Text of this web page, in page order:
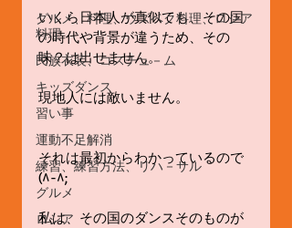
グルメ、料理、ウズベク料理、ロシア
料理
民族衣装、コスチュ－ム
キッズダンス
習い事
運動不足解消
練習、練習方法、リハ－サル
グルメ
ロシア
いくら日本人が真似ても、その国
の時代や背景が違うため、その
味？は出せません。
現地人には敵いません。
それは最初からわかっているので
(^-^;
私は、その国のダンスそのものが